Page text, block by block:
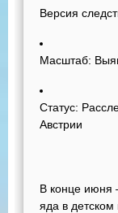
Версия
Масштаб:
Статус:
Австрии
В конце июня
яда в детском